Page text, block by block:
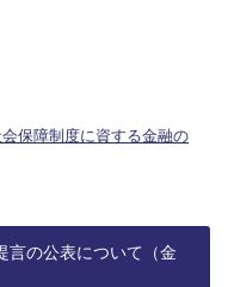
保障制度に資する金融の
言の公表について（金